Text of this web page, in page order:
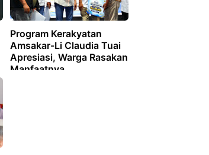
Program Kerakyatan
Amsakar-Li Claudia Tuai
Apresiasi, Warga Rasakan
Manfaatnya